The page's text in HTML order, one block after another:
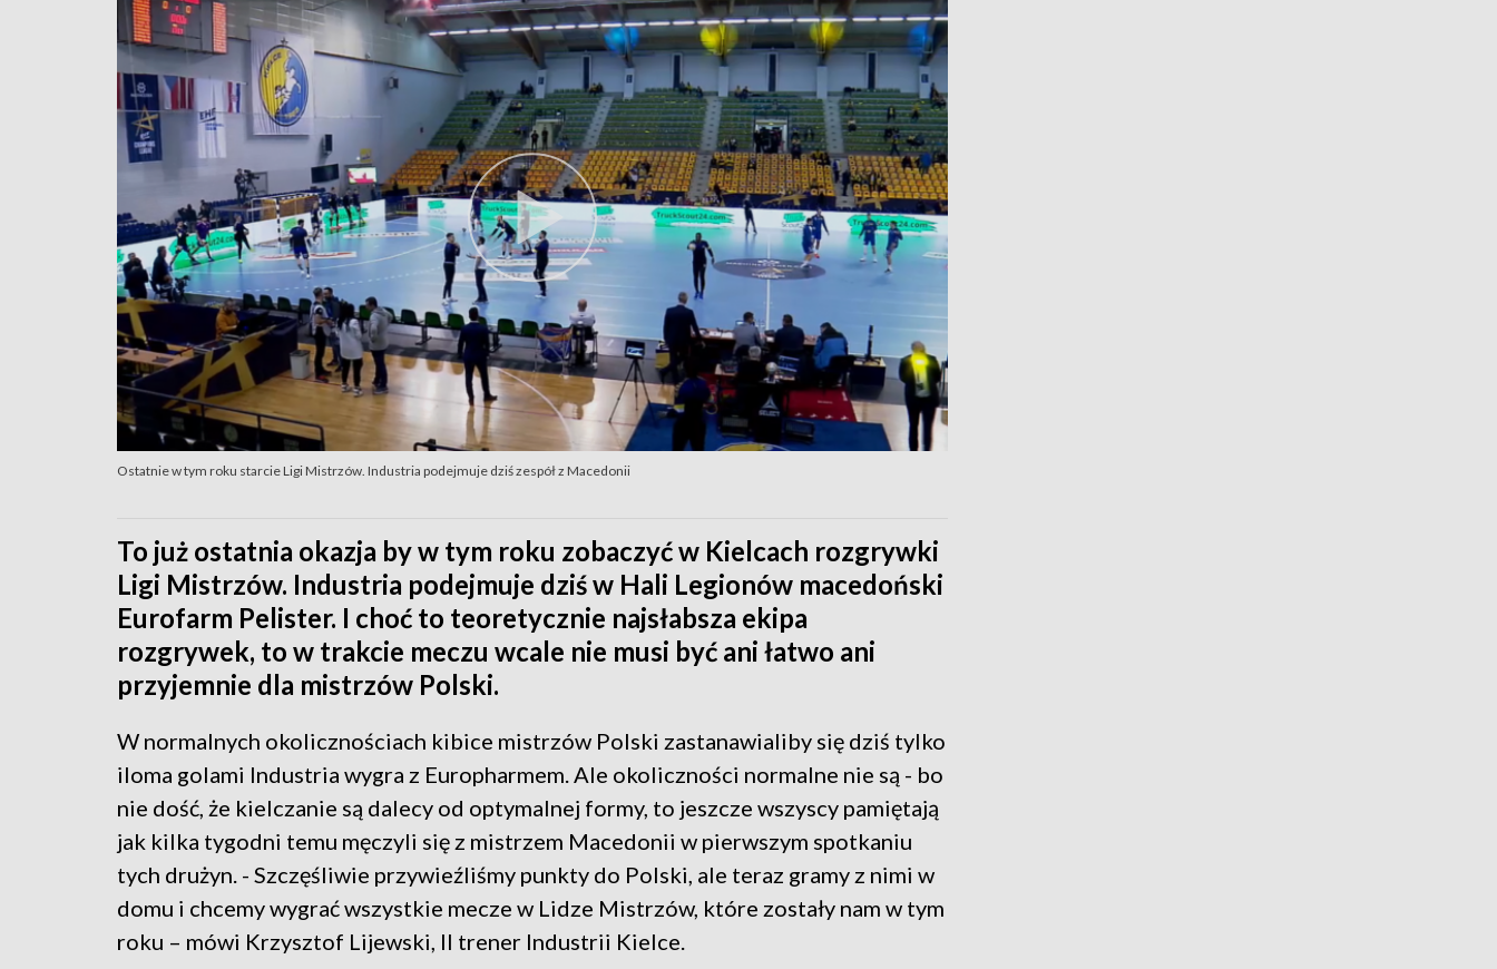
Ostatnie w tym roku starcie Ligi Mistrzów. Industria podejmuje dziś zespół z Macedonii
To już ostatnia okazja by w tym roku zobaczyć w Kielcach rozgrywki
Ligi Mistrzów. Industria podejmuje dziś w Hali Legionów macedoński
Eurofarm Pelister. I choć to teoretycznie najsłabsza ekipa
rozgrywek, to w trakcie meczu wcale nie musi być ani łatwo ani
przyjemnie dla mistrzów Polski.
W normalnych okolicznościach kibice mistrzów Polski zastanawialiby się dziś tylko
iloma golami Industria wygra z Europharmem. Ale okoliczności normalne nie są - bo
nie dość, że kielczanie są dalecy od optymalnej formy, to jeszcze wszyscy pamiętają
jak kilka tygodni temu męczyli się z mistrzem Macedonii w pierwszym spotkaniu
tych drużyn. - Szczęśliwie przywieźliśmy punkty do Polski, ale teraz gramy z nimi w
domu i chcemy wygrać wszystkie mecze w Lidze Mistrzów, które zostały nam w tym
roku – mówi Krzysztof Lijewski, II trener Industrii Kielce.